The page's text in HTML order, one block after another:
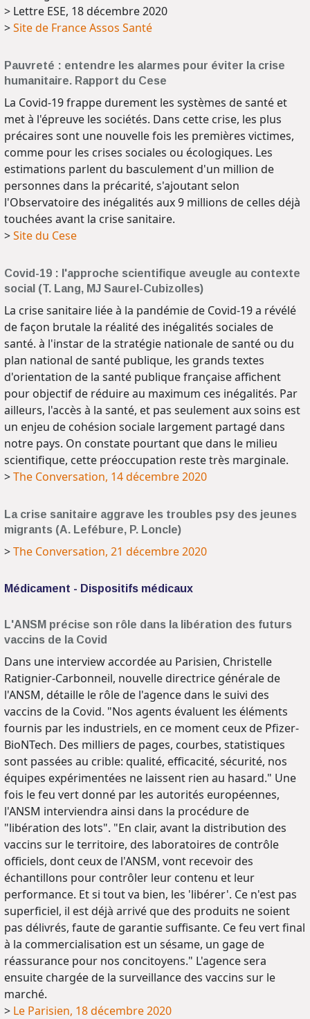
> Lettre ESE, 18 décembre 2020
>Site de France Assos Santé
Pauvreté : entendre les alarmes pour éviter la crise
humanitaire. Rapport du Cese
La Covid-19 frappe durement les systèmes de santé et
met à l'épreuve les sociétés. Dans cette crise, les plus
précaires sont une nouvelle fois les premières victimes,
comme pour les crises sociales ou écologiques. Les
estimations parlent du basculement d'un million de
personnes dans la précarité, s'ajoutant selon
l'Observatoire des inégalités aux 9 millions de celles déjà
touchées avant la crise sanitaire.
>Site du Cese
Covid-19 : l'approche scientifique aveugle au contexte
social (T. Lang, MJ Saurel-Cubizolles)
La crise sanitaire liée à la pandémie de Covid-19 a révélé
de façon brutale la réalité des inégalités sociales de
santé. à l'instar de la stratégie nationale de santé ou du
plan national de santé publique, les grands textes
d'orientation de la santé publique française affichent
pour objectif de réduire au maximum ces inégalités. Par
ailleurs, l'accès à la santé, et pas seulement aux soins est
un enjeu de cohésion sociale largement partagé dans
notre pays. On constate pourtant que dans le milieu
scientifique, cette préoccupation reste très marginale.
>The Conversation, 14 décembre 2020
La crise sanitaire aggrave les troubles psy des jeunes
migrants (A. Lefébure, P. Loncle)
>The Conversation, 21 décembre 2020
Médicament - Dispositifs médicaux
L'ANSM précise son rôle dans la libération des futurs
vaccins de la Covid
Dans une interview accordée au Parisien, Christelle
Ratignier-Carbonneil, nouvelle directrice générale de
l'ANSM, détaille le rôle de l'agence dans le suivi des
vaccins de la Covid. "Nos agents évaluent les éléments
fournis par les industriels, en ce moment ceux de Pfizer-
BioNTech. Des milliers de pages, courbes, statistiques
sont passées au crible: qualité, efficacité, sécurité, nos
équipes expérimentées ne laissent rien au hasard." Une
fois le feu vert donné par les autorités européennes,
l'ANSM interviendra ainsi dans la procédure de
"libération des lots". "En clair, avant la distribution des
vaccins sur le territoire, des laboratoires de contrôle
officiels, dont ceux de l'ANSM, vont recevoir des
échantillons pour contrôler leur contenu et leur
performance. Et si tout va bien, les 'libérer'. Ce n'est pas
superficiel, il est déjà arrivé que des produits ne soient
pas délivrés, faute de garantie suffisante. Ce feu vert final
à la commercialisation est un sésame, un gage de
réassurance pour nos concitoyens." L'agence sera
ensuite chargée de la surveillance des vaccins sur le
marché.
> Le Parisien, 18 décembre 2020